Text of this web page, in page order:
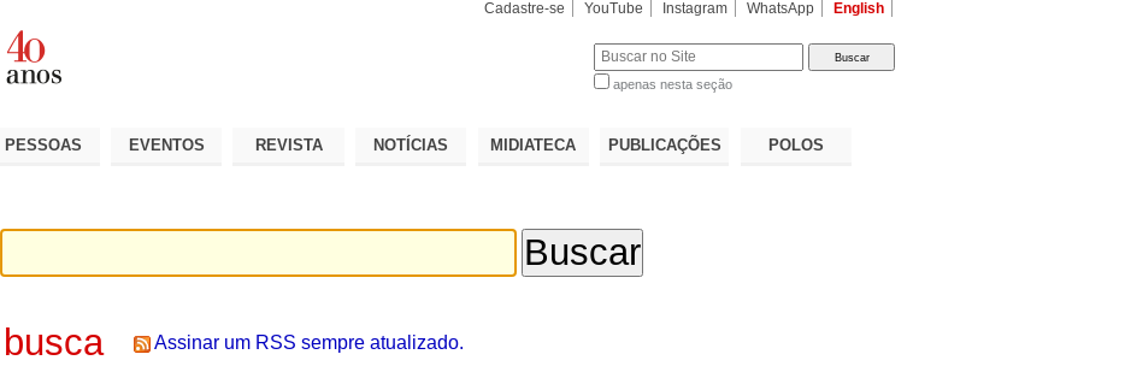
Cadastre-se YouTube Instagram WhatsApp English
apenas nesta seção
PESSOAS EVENTOS REVISTA NOTÍCIAS MIDIATECA PUBLICAÇÕES POLOS
Assinar um RSS sempre atualizado.